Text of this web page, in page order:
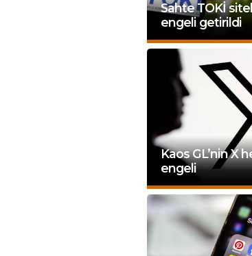
Sahte TOKİ
engeli getirildi
Kaos GL’nin X
engeli